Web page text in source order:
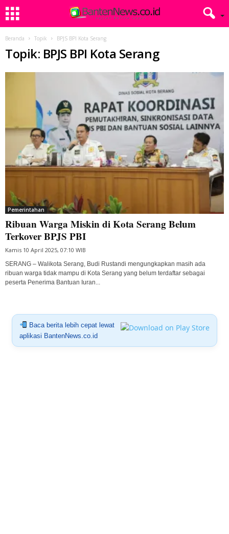
Beranda Topik BPJS BPI Kota Serang
Topik: BPJS BPI Kota Serang
Pemerintahan
Ribuan Warga Miskin di Kota Serang Belum
Terkover BPJS PBI
Kamis 10 April 2025, 07:10 WIB
SERANG – Walikota Serang, Budi Rustandi mengungkapkan masih ada
ribuan warga tidak mampu di Kota Serang yang belum terdaftar sebagai
peserta Penerima Bantuan Iuran...
Baca berita lebih cepat lewat
aplikasi BantenNews.co.id